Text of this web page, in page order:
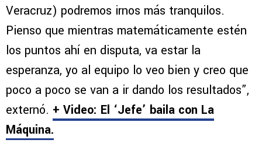
Veracruz) podremos irnos más tranquilos.
Pienso que mientras matemáticamente estén
los puntos ahí en disputa, va estar la
esperanza, yo al equipo lo veo bien y creo que
poco a poco se van a ir dando los resultados”,
externó. + Video: El ‘Jefe’ baila con La
Máquina.